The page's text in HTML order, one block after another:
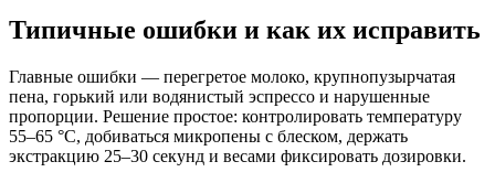
Типичные ошибки и как их исправить
Главные ошибки — перегретое молоко, крупнопузырчатая
пена, горький или водянистый эспрессо и нарушенные
пропорции. Решение простое: контролировать температуру
55–65 °C, добиваться микропены с блеском, держать
экстракцию 25–30 секунд и весами фиксировать дозировки.